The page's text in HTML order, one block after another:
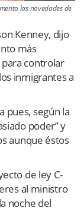
las novedades de
Kenney, dijo
más
controlar
inmigrantes a
pues, según la
poder” y
aunque éstos
de ley C-
al ministro
noche del